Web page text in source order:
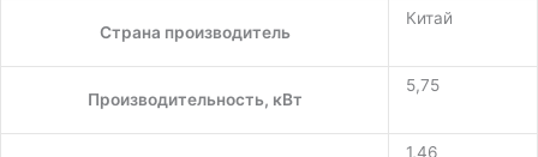
Страна производитель
Китай
Производительность, кВт
5,75
1,46